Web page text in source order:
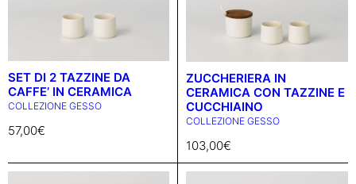
SET DI 2 TAZZINE DA
CAFFE’ IN CERAMICA
COLLEZIONE GESSO
57,00€
ZUCCHERIERA IN
CERAMICA CON TAZZINE E
CUCCHIAINO
COLLEZIONE GESSO
103,00€